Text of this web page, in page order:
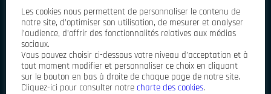
Entretien & maintenance
Secouristes
Et vous ?
Ils nous font confiance
Les cookies nous permettent de personnaliser le contenu de
notre site, d’optimiser son utilisation, de mesurer et analyser
l’audience, d’offrir des fonctionnalités relatives aux médias
sociaux.
Vous pouvez choisir ci-dessous votre niveau d’acceptation et à
tout moment modifier et personnaliser ce choix en cliquant
sur le bouton en bas à droite de chaque page de notre site.
Cliquez-ici pour consulter notre charte des cookies.